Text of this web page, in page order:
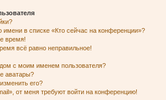
имени в списке «Кто сейчас на конференции»?
время!
всё равно неправильное!
с моим именем пользователя?
аватары?
его?
от меня требуют войти на конференцию!